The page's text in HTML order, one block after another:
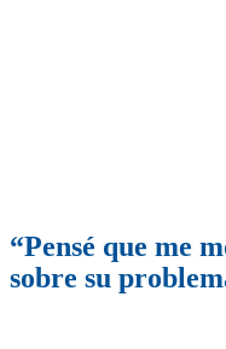
“Pensé que me
sobre su